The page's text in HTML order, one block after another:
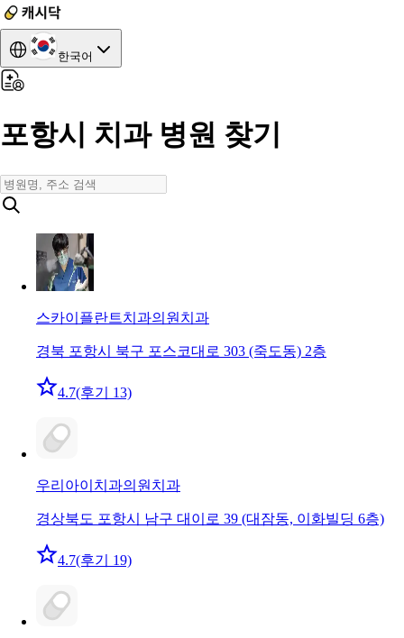
한국어
포항시 치과 병원 찾기
스카이플란트치과의원 치과
경북 포항시 북구 포스코대로 303 (죽도동) 2층
4.7(후기 13)
우리아이치과의원 치과
경상북도 포항시 남구 대이로 39 (대잠동, 이화빌딩 6층)
4.7(후기 19)